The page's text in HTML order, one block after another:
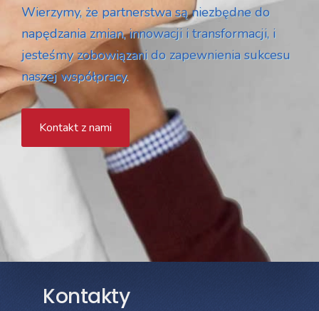
Wierzymy, że partnerstwa są niezbędne do
napędzania zmian, innowacji i transformacji, i
jesteśmy zobowiązani do zapewnienia sukcesu
naszej współpracy.
Kontakt z nami
Kontakty